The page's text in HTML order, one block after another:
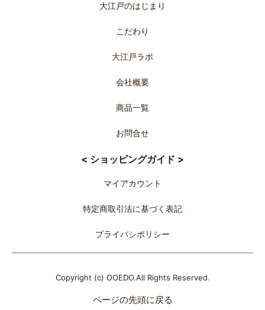
大江戸のはじまり
こだわり
大江戸ラボ
会社概要
商品一覧
お問合せ
< ショッピングガイド >
マイアカウント
特定商取引法に基づく表記
プライバシポリシー
Copyright (c) OOEDO.All Rights Reserved.
ページの先頭に戻る